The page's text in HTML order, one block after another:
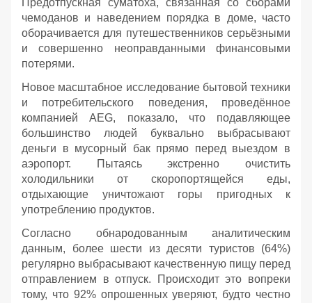
Предотпускная суматоха, связанная со сборами
чемоданов и наведением порядка в доме, часто
оборачивается для путешественников серьёзными
и совершенно неоправданными финансовыми
потерями.
Новое масштабное исследование бытовой техники
и потребительского поведения, проведённое
компанией AEG, показало, что подавляющее
большинство людей буквально выбрасывают
деньги в мусорный бак прямо перед выездом в
аэропорт. Пытаясь экстренно очистить
холодильники от скоропортящейся еды,
отдыхающие уничтожают горы пригодных к
употреблению продуктов.
Согласно обнародованным аналитическим
данным, более шести из десяти туристов (64%)
регулярно выбрасывают качественную пищу перед
отправлением в отпуск. Происходит это вопреки
тому, что 92% опрошенных уверяют, будто честно